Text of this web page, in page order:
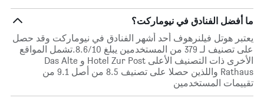
ما أفضل الفنادق في نيوماركت؟
يعتبر هوتل فيلنرهوف أحد أشهر الفنادق في نيوماركت وقد حصل
على تصنيف لـ 379 من المستخدمين يبلغ 8.6/10.تشمل المواقع
الأخرى ذات التصنيف الأعلى Hotel Zur Post و Das Alte
Rathaus واللذين حصلا على تصنيف 8.5 من أصل 9.1 من
تقييمات المستخدمين